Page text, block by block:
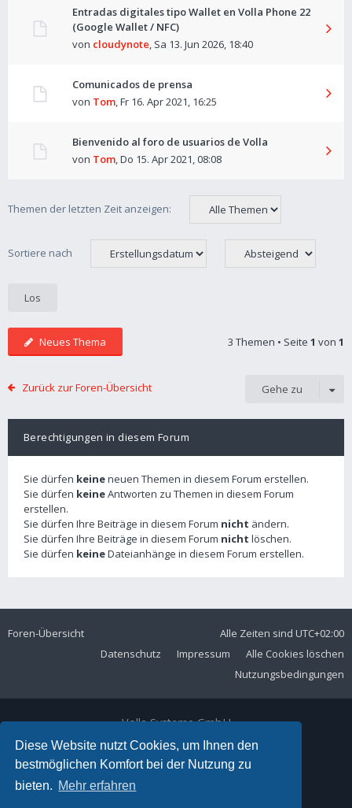
Diese Website nutzt Cookies, um Ihnen den
bestmöglichen Komfort bei der Nutzung zu
bieten. Mehr erfahren
Entradas digitales tipo Wallet en Volla Phone 22
(Google Wallet / NFC)
von cloudynote, Sa 13. Jun 2026, 18:40
Comunicados de prensa
von Tom,Fr 16. Apr 2021, 16:25
Bienvenido al foro de usuarios de Volla
von Tom,Do 15. Apr 2021, 08:08
Themen der letzten Zeit anzeigen:
Sortiere nach
Neues Thema 3 Themen • Seite 1 von 1
Zurück zur Foren-Übersicht Gehe zu
Berechtigungen in diesem Forum
Sie dürfen keineneuen Themen in diesem Forum erstellen.
Sie dürfen keineAntworten zu Themen in diesem Forum
erstellen.
Sie dürfen Ihre Beiträge in diesem Forum nicht ändern.
Sie dürfen Ihre Beiträge in diesem Forum nicht löschen.
Sie dürfen keineDateianhänge in diesem Forum erstellen.
Foren-Übersicht Alle Zeiten sind UTC+02:00
Alle Cookies löschen
Impressum
Datenschutz
Nutzungsbedingungen
Volla Systeme GmbH
Kölner Straße 102
42897 Remscheid
Telefon:+49 2191 59897 61
E-Mail: